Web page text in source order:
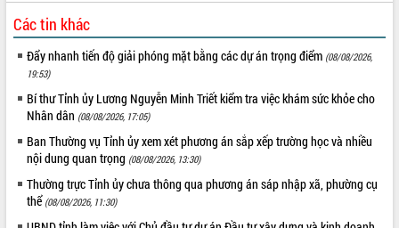
tầm nhìn đến năm 2050
Nâng cao hiệu quả hoạt động của các
doanh nghiệp nhà nước
Hội nghị triển khai kết nối mạng
truyền số liệu chuyên dùng phục vụ cơ
quan Đảng, Nhà nước
Lễ phát động chuỗi hoạt động chung
tay làm sạch môi trường
Xã Ea Kar bước chuyển mình trong
công tác cải cách hành chính mô hình
mới
Các tin khác
Đẩy nhanh tiến độ giải phóng mặt bằng các dự án trọng điểm (08/08/2026,
19:53)
Bí thư Tỉnh ủy Lương Nguyễn Minh Triết kiểm tra việc khám sức khỏe cho
Nhân dân (08/08/2026, 17:05)
Ban Thường vụ Tỉnh ủy xem xét phương án sắp xếp trường học và nhiều
nội dung quan trọng (08/08/2026, 13:30)
Thường trực Tỉnh ủy chưa thông qua phương án sáp nhập xã, phường cụ
thể (08/08/2026, 11:30)